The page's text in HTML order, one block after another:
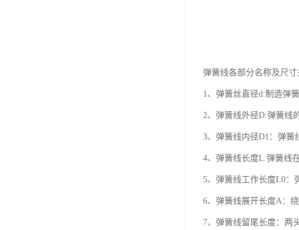
弹簧线各部分名称及尺寸
1、弹簧丝直径d:制造弹
2、弹簧线外径D:弹簧线
3、弹簧线内径D1：弹簧
4、弹簧线长度L:弹簧线
5、弹簧线工作长度L0：
6、弹簧线展开长度A：
7、弹簧线留尾长度：两